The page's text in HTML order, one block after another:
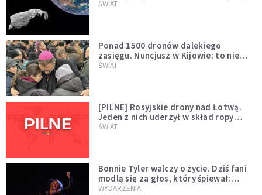
asteroidą, która poprzedzi znacznie
ŚWIAT
Ponad 1500 dronów dalekiego
zasięgu. Nuncjusz w Kijowie: to nie
wygląda na wolę zakończenia wojny
ŚWIAT
[PILNE] Rosyjskie drony nad Łotwą.
Jeden z nich uderzył w skład ropy
naftowej
ŚWIAT
Bonnie Tyler walczy o życie. Dziś fani
modlą się za głos, który śpiewał:
"Lord, help me"
WYDARZENIA